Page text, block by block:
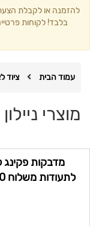
להזמנה או לקבלת
בלבד! לקוחות
עמוד הבית ציוד
מוצרי
מדבקות פקינג
לתעודות משלוח 1/1000